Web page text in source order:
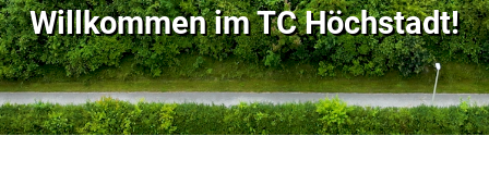
Willkommen imTC Höchstadt!